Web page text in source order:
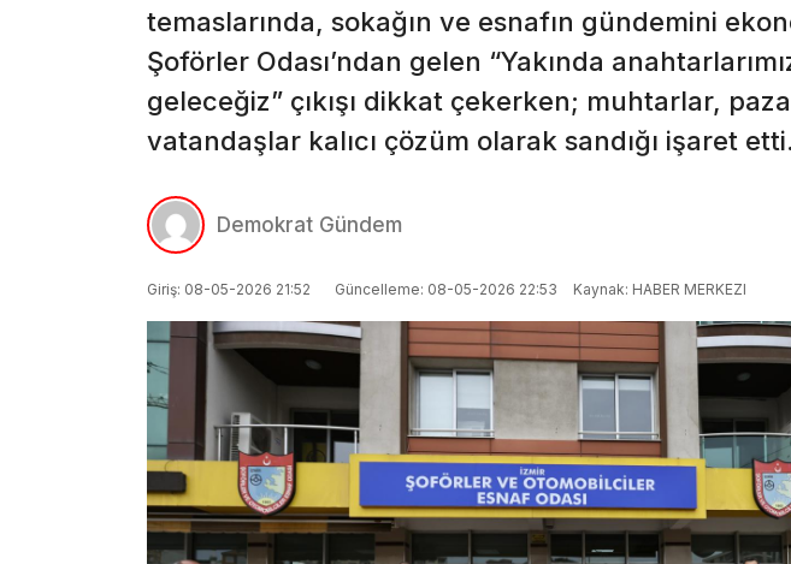
temaslarında, sokağın ve esnafın gündemini
Şoförler Odası’ndan gelen “Yakında
geleceğiz” çıkışı dikkat çekerken; muhtarlar,
vatandaşlar kalıcı çözüm olarak sandığı işaret etti.
Demokrat Gündem
Giriş: 08-05-2026 21:52 Güncelleme: 08-05-2026 22:53 Kaynak: HABER MERKEZI